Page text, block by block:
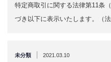
特定商取引に関する法律第11条
づき以下に表示いたします。（
未分類 2021.03.10